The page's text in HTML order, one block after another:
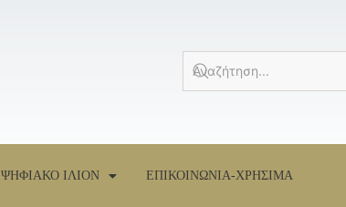
ΨΗΦΙΑΚΟ ΙΛΙΟΝ ΕΠΙΚΟΙΝΩΝΙΑ-ΧΡΗΣΙΜΑ